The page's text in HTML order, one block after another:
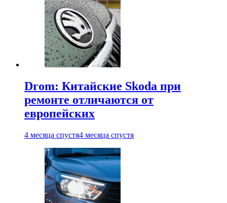
Drom: Китайские Skoda при
ремонте отличаются от
европейских
4 месяца спустя4 месяца спустя